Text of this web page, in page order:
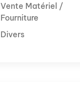
Vente Matériel /
Fourniture
Divers